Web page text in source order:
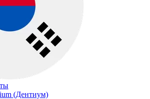
(Дентиум)